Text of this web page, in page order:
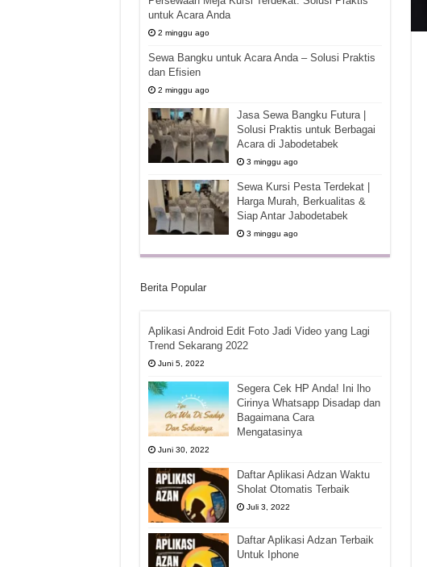
untuk Acara Anda
2 minggu ago
Sewa Bangku untuk Acara Anda – Solusi Praktis
dan Efisien
2 minggu ago
Jasa Sewa Bangku Futura |
Solusi Praktis untuk Berbagai
Acara di Jabodetabek
3 minggu ago
Sewa Kursi Pesta Terdekat |
Harga Murah, Berkualitas &
Siap Antar Jabodetabek
3 minggu ago
Berita Popular
Aplikasi Android Edit Foto Jadi Video yang Lagi
Trend Sekarang 2022
Juni 5, 2022
Segera Cek HP Anda! Ini lho
Cirinya Whatsapp Disadap dan
Bagaimana Cara
Mengatasinya
Juni 30, 2022
Daftar Aplikasi Adzan Waktu
Sholat Otomatis Terbaik
Juli 3, 2022
Daftar Aplikasi Adzan Terbaik
Untuk Iphone